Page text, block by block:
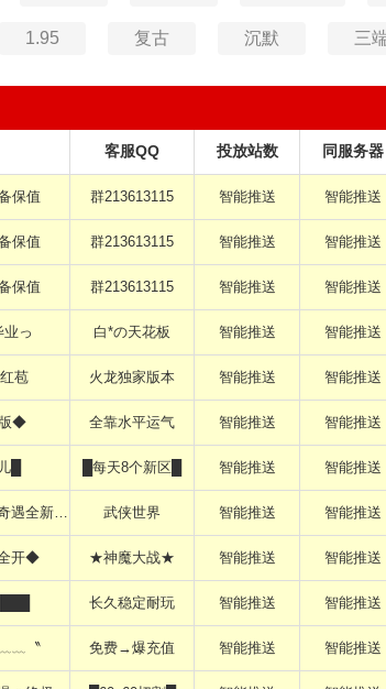
1.95 复古 沉默 三
客服QQ 投放站数 同服务器
保值 群213613115 智能推送 智能推送
保值 群213613115 智能推送 智能推送
保值 群213613115 智能推送 智能推送
业っ 白*の天花板 智能推送 智能推送
苞 火龙独家版本 智能推送 智能推送
◆ 全靠水平运气 智能推送 智能推送
█ █每天8个新区█ 智能推送 智能推送
完整武侠剧情体系，各大武林秘境、江湖奇遇全新设计 武侠世界 智能推送 智能推送
开◆ ★神魔大战★ 智能推送 智能推送
长久稳定耐玩 智能推送 智能推送
〝 免费→爆充值 智能推送 智能推送